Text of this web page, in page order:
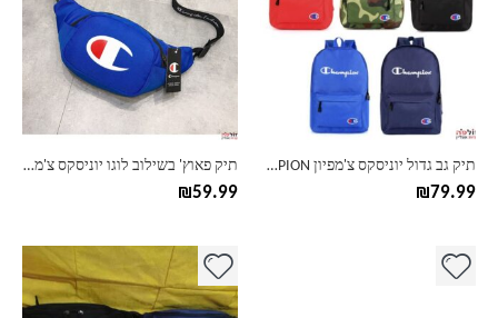
תיק גב גדול יוניסקס צ'מפיון CHAMPION
₪79.99
מספר
סוגים.
לבחור
האפשרויות
תיק פאוץ' בשילוב לוגו יוניסקס צ'מפיון CHAMPION
₪59.99
מספר
סוגים.
ניתן
האפשרויות
למוצר
זה
למוצר
זה
יש